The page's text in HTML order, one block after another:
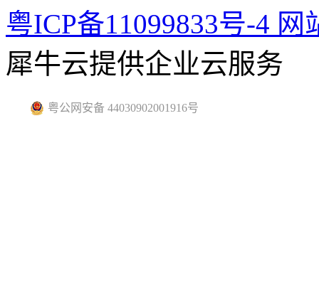
粤ICP备11099833号-4 网
犀牛云提供企业云服务
粤公网安备 44030902001916号